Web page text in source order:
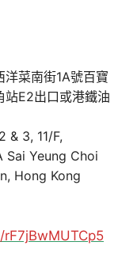
菜南街1A號百寶
E2出口或港鐵油
& 3, 11/F,
Sai Yeung Choi
Hong Kong